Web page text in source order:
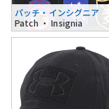
パッチ・インシグニア
Patch ・ Insignia